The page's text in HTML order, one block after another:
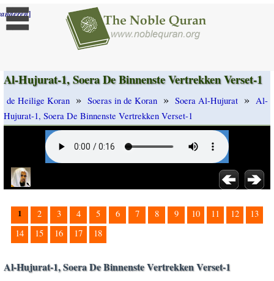
]
Al-Hujurat-1, Soera De Binnenste Vertrekken Verset-1
de Heilige Koran » Soeras in de Koran » Soera Al-Hujurat » Al-
Hujurat-1, Soera De Binnenste Vertrekken Verset-1
1 2 3 4 5 6 7 8 9 10 11 12
13
14
15 16 17 18
Al-Hujurat-1, Soera De Binnenste Vertrekken Verset-1